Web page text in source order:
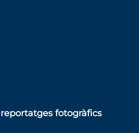
reportatges fotogràfics